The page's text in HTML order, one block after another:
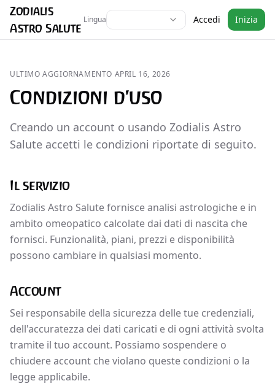
Zodialis
Astro Salute
Lingua Accedi Inizia
ULTIMO AGGIORNAMENTO APRIL 16, 2026
Condizioni d'uso
Creando un account o usando Zodialis Astro
Salute accetti le condizioni riportate di seguito.
Il servizio
Zodialis Astro Salute fornisce analisi astrologiche e in
ambito omeopatico calcolate dai dati di nascita che
fornisci. Funzionalità, piani, prezzi e disponibilità
possono cambiare in qualsiasi momento.
Account
Sei responsabile della sicurezza delle tue credenziali,
dell'accuratezza dei dati caricati e di ogni attività svolta
tramite il tuo account. Possiamo sospendere o
chiudere account che violano queste condizioni o la
legge applicabile.